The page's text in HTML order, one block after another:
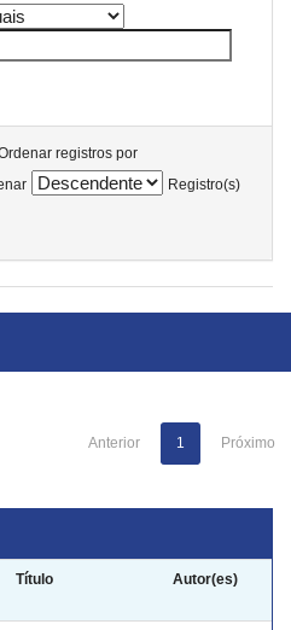
registros por
Registro(s)
Anterior 1 Próximo
Título Autor(es)